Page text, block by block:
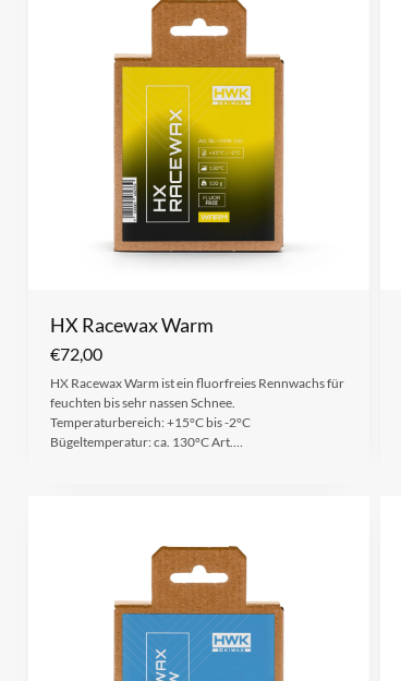
HX Racewax Warm
€72,00
HX Racewax Warm ist ein fluorfreies Rennwachs für
feuchten bis sehr nassen Schnee.
Temperaturbereich: +15°C bis -2°C
Bügeltemperatur: ca. 130°C Art.…